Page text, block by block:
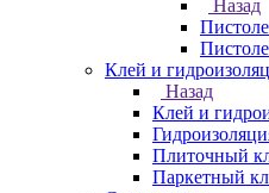
Назад
Клей и
Назад
Клей и
Плиточный
Паркетный